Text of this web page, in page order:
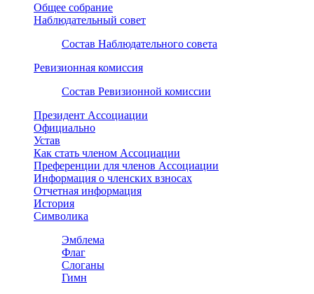
Общее собрание
Наблюдательный совет
Состав Наблюдательного совета
Ревизионная комиссия
Состав Ревизионной комиссии
Президент Ассоциации
Официально
Устав
Как стать членом Ассоциации
Преференции для членов Ассоциации
Информация о членских взносах
Отчетная информация
История
Символика
Эмблема
Флаг
Слоганы
Гимн